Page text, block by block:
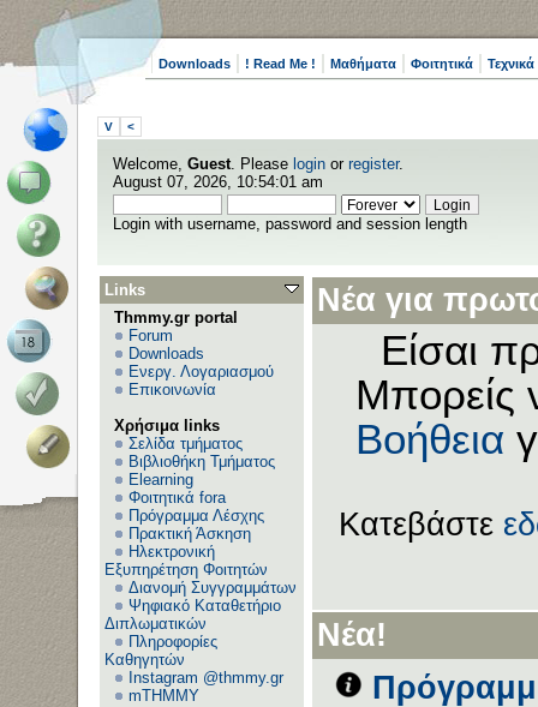
Downloads ! Read Me ! Μαθήματα Φοιτητικά
V <
Welcome, Guest. Please login or register.
August 07, 2026, 10:54:01 am
Login with username, password and session length
Links
Thmmy.gr portal
Forum
Downloads
Ενεργ. Λογαριασμού
Επικοινωνία
Χρήσιμα links
Σελίδα τμήματος
Βιβλιοθήκη Τμήματος
Elearning
Φοιτητικά fora
Πρόγραμμα Λέσχης
Πρακτική Άσκηση
Ηλεκτρονική
Εξυπηρέτηση Φοιτητών
Διανομή Συγγραμμάτων
Ψηφιακό Καταθετήριο
Διπλωματικών
Πληροφορίες
Καθηγητών
Instagram @thmmy.gr
mTHMMY
Νέα για
Είσαι
Μπορείς
Βοήθεια
Κατεβάστε
Νέα!